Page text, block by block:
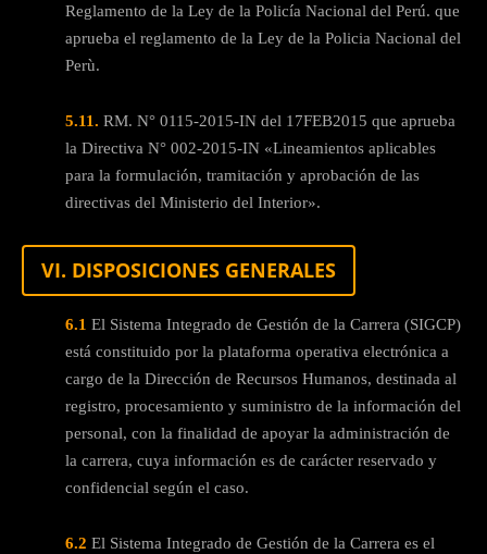
Reglamento de la Ley de la Policía Nacional del Perú. que
aprueba el reglamento de la Ley de la Policia Nacional del
Perù.
5.11. RM. N° 0115-2015-IN del 17FEB2015 que aprueba
la Directiva N° 002-2015-IN «Lineamientos aplicables
para la formulación, tramitación y aprobación de las
directivas del Ministerio del Interior».
VI. DISPOSICIONES GENERALES
6.1 El Sistema Integrado de Gestión de la Carrera (SIGCP)
está constituido por la plataforma operativa electrónica a
cargo de la Dirección de Recursos Humanos, destinada al
registro, procesamiento y suministro de la información del
personal, con la finalidad de apoyar la administración de
la carrera, cuya información es de carácter reservado y
confidencial según el caso.
6.2 El Sistema Integrado de Gestión de la Carrera es el